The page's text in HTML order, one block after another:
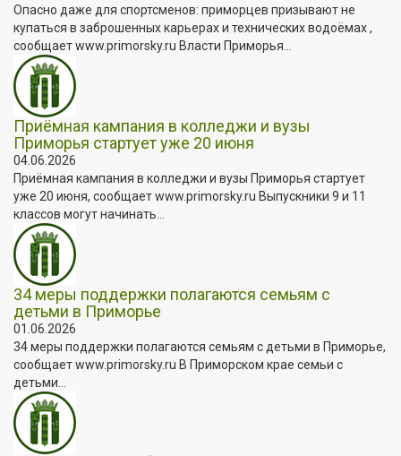
Опасно даже для спортсменов: приморцев призывают не
купаться в заброшенных карьерах и технических водоёмах ,
сообщает www.primorsky.ru Власти Приморья...
Приёмная кампания в колледжи и вузы
Приморья стартует уже 20 июня
04.06.2026
Приёмная кампания в колледжи и вузы Приморья стартует
уже 20 июня, сообщает www.primorsky.ru Выпускники 9 и 11
классов могут начинать...
34 меры поддержки полагаются семьям с
детьми в Приморье
01.06.2026
34 меры поддержки полагаются семьям с детьми в Приморье,
сообщает www.primorsky.ru В Приморском крае семьи с
детьми...